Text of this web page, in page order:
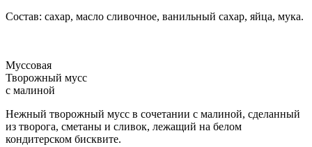
Состав: сахар, масло сливочное, ванильный сахар, яйца, мука.
Муссовая
Творожный мусс
с малиной
Нежный творожный мусс в сочетании с малиной, сделанный
из творога, сметаны и сливок, лежащий на белом
кондитерском бисквите.